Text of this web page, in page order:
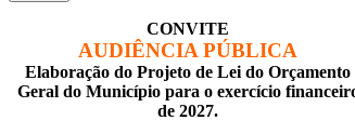
CONVITE
AUDIÊNCIA PÚBLICA
Elaboração do Projeto de Lei do Orçamento
Geral do Município para o exercício
de 2027.